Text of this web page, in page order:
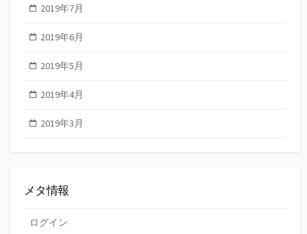
2019年7月
2019年6月
2019年5月
2019年4月
2019年3月
メタ情報
ログイン